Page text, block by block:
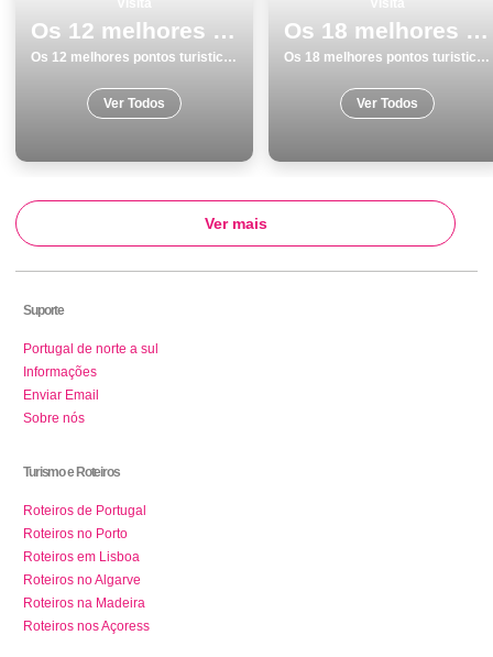
Os 12 melhores pontos turisticos para visitar em Odemira
Os 12 melhores pontos turisticos para visitar em Odemira
Ver Todos
Os 18 melhores pontos turisticos para visitar em Coimbra
Os 18 melhores pontos turisticos para visitar em Coimbra
Ver Todos
Ver mais
Suporte
Portugal de norte a sul
Informações
Enviar Email
Sobre nós
Turismo e Roteiros
Roteiros de Portugal
Roteiros no Porto
Roteiros em Lisboa
Roteiros no Algarve
Roteiros na Madeira
Roteiros nos Açoress